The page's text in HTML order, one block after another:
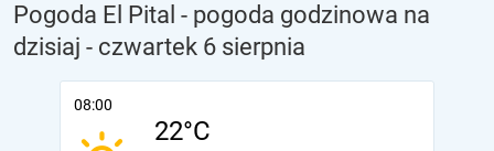
Pogoda El Pital - pogoda godzinowa na
dzisiaj - czwartek 6 sierpnia
08:00
22°C